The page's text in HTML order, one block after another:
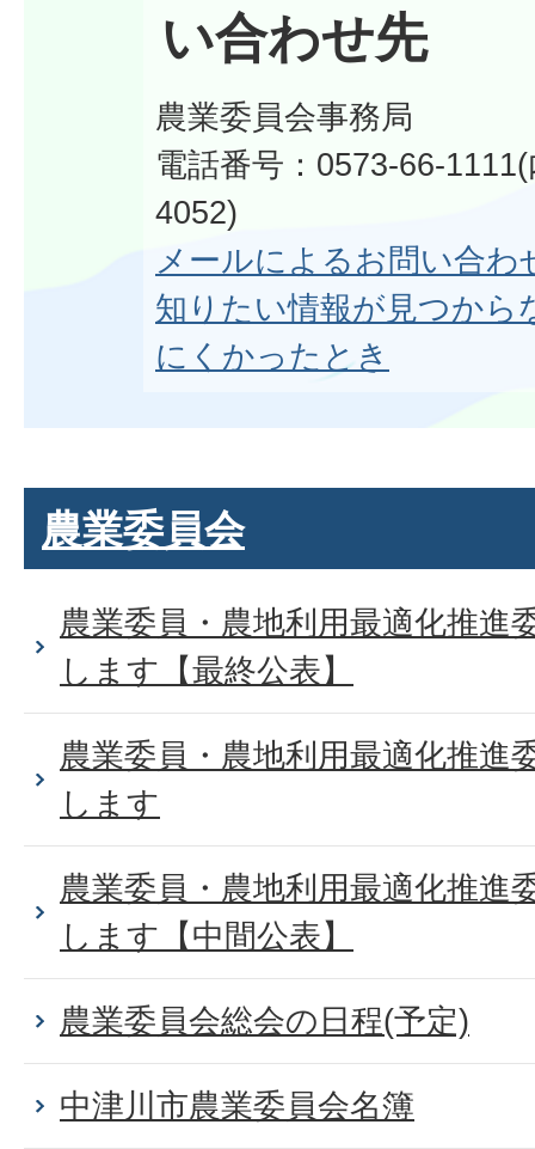
い合わせ先
農業委員会事務局
電話番号：0573-66-
4052)
メールによるお問い合わ
知りたい情報が見つから
にくかったとき
農業委員会
農業委員・農地利用最適化推進
します【最終公表】
農業委員・農地利用最適化推進
します
農業委員・農地利用最適化推進
します【中間公表】
農業委員会総会の日程(予定)
中津川市農業委員会名簿